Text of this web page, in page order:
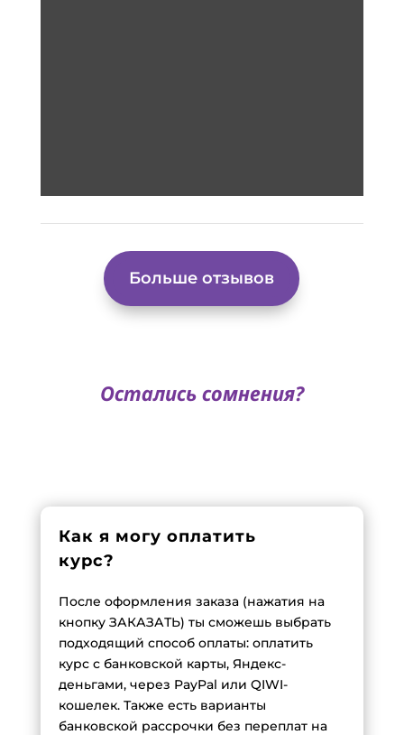
Больше отзывов
Остались сомнения?
Как я могу оплатить
курс?
После оформления заказа (нажатия на
кнопку ЗАКАЗАТЬ) ты сможешь выбрать
подходящий способ оплаты: оплатить
курс с банковской карты, Яндекс-
деньгами, через PayPal или QIWI-
кошелек. Также есть варианты
банковской рассрочки без переплат на